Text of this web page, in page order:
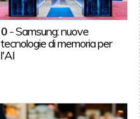
0 -Samsung: nuove
tecnologie di memoria per
l'AI